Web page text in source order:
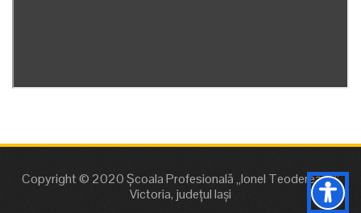
Copyright © 2020 Școala Profesională „Ionel Teodereanu”
Victoria, județul Iași